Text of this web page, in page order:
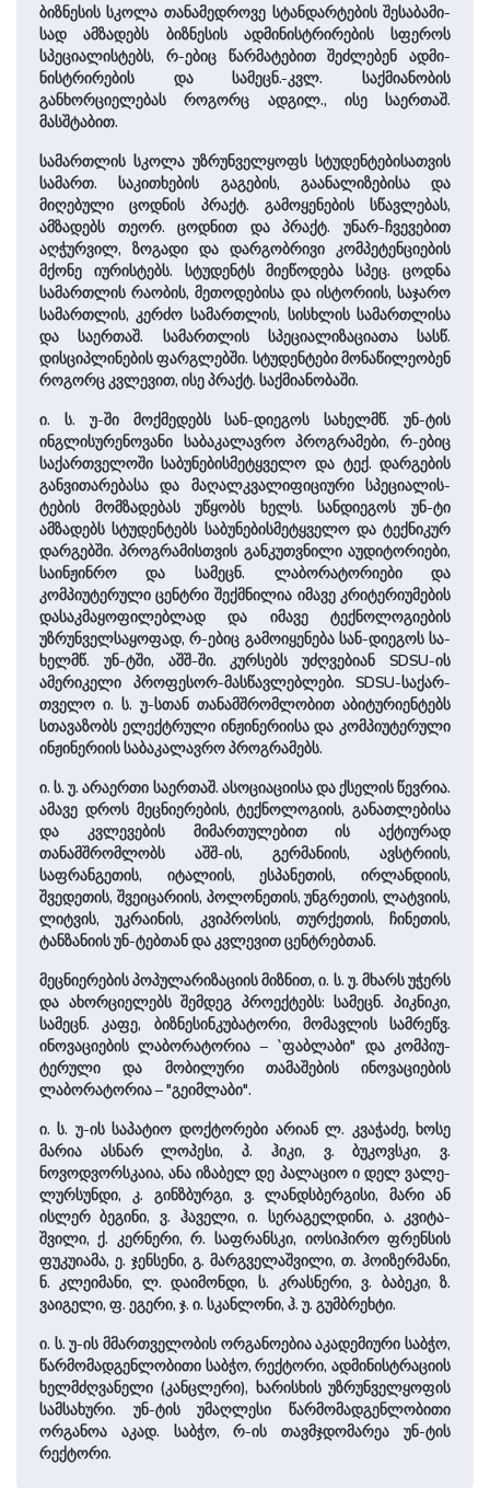
ბიზნესის სკოლა თანამედროვე სტანდარტების შე­სა­ბა­მი­
სად ამზადებს ბიზნესის ადმი­ნისტრირების სფეროს
სპეციალისტებს, რ-ებიც წარმატებით შეძლებენ ადმი­
ნისტრი­რების და სა­მეცნ.-კვლ. საქმიანობის
განხორციელებას რო­გორც ადგილ., ისე საერთაშ.
მასშტაბით.
სამართლის სკოლა უზრუნველყოფს სტუდენტებისათვის
სამართ. საკითხების გაგების, გაანალიზებისა და
მიღებული ცოდნის პრაქტ. გამოყენების სწავლებას,
ამზადებს თეორ. ცოდნით და პრაქტ. უნარ-ჩვევებით
აღჭურვილ, ზო­გა­დი და დარგობრივი კომპეტენციების
მქონე იურისტებს. სტუდენტს მიეწოდება სპეც. ცოდნა
სამართლის რაობის, მეთოდებისა და ისტორიის, საჯარო
სამართლის, კერძო სამართლის, სისხლის სამართლისა
და საერთაშ. სამართლის სპეციალიზაციათა სასწ.
დისციპლინების ფარგლებში. სტუდენტები მონაწილეობენ
როგორც კვლევით, ისე პრაქტ. საქმიანობაში.
ი. ს. უ-ში მოქმედებს სან-დიეგოს სა­ხელმწ. უნ-ტის
ინგლისურენოვანი საბაკალავრო პროგრამები, რ-ებიც
სა­ქარ­თვე­ლო­ში საბუ­ნებისმეტყველო და ტექ. დარგების
განვითარებასა და მა­ღალკვალიფიციური სპეციალის­
ტების მომზადებას უწყობს ხელს. სანდიეგოს უნ-ტი
ამზადებს სტუდენტებს საბუნებისმეტყველო და ტექნიკურ
დარგებში. პროგრამისთვის განკუთვნილი აუდიტორიები,
საინჟინრო და სამეცნ. ლაბორატორიები და
კომპიუტერული ცენტრი შექმნილია იმავე კრიტერიუმების
დასაკმაყოფილებლად და იმავე ტექნოლოგიების
უზრუნველსაყოფად, რ-ებიც გა­მო­ი­ყე­ნე­ბა სან-დიეგოს სა­
ხელმწ. უნ-ტში, აშშ-ში. კურსებს უძღვებიან SDSU-ის
ამერიკელი პროფესორ-მასწავლებლები. SDSU-სა­ქარ­
თვე­ლო ი. ს. უ-სთან თანამშრომლობით აბიტურიენტებს
სთავაზობს ელექტრული ინჟინერიისა და კომპიუტერული
ინჟინერიის საბაკალავრო პროგრა­მებს.
ი. ს. უ. არაერთი საერთაშ. ასოციაციისა და ქსელის წევრია.
ამავე დროს მეცნიერების, ტექ­ნოლოგიის, გა­ნათ­ლე­ბისა
და კვლევების მიმართულებით ის აქტიურად
თანამშრომლობს აშშ-ის, გერმანიის, ავსტრიის,
საფრანგეთის, იტალიის, ესპანეთის, ირლანდიის,
შვედეთის, შვეიცარიის, პოლონეთის, უნგრეთის, ლატვიის,
ლიტვის, უკრაინის, კვიპროსის, თურქეთის, ჩინეთის,
ტანზანიის უნ-ტებთან და კვლევით ცენტრებთან.
მეცნიერების პოპულარიზაციის მიზნით, ი. ს. უ. მხარს უჭერს
და ახორციელებს შემდეგ პროექტებს: სამეცნ. პიკნიკი,
სამეცნ. კაფე, ბიზნესინკუბატორი, მომავლის სამრეწვ.
ინოვაციების ლაბორატორია – `ფაბლაბი" და კომპიუ­
ტერული და მობილური თამაშების ინოვაციების
ლაბორატორია – "გეიმლაბი".
ი. ს. უ-ის საპატიო დოქტორები არიან ლ. კვაჭაძე, ხოსე
მარია ასნარ ლოპესი, პ. ჰიკი, ვ. ბუკოვსკი, ვ.
ნოვოდვორსკაია, ანა იზაბელ დე პალაციო ი დელ ვალე-
ლურსუნდი, კ. გინზბურგი, ვ. ლანდსბერგისი, მარი ან
ისლერ ბეგინი, ვ. ჰაველი, ი. სერაგელდინი, ა. კვიტა­
შვილი, ქ. კერნერი, რ. საფრანსკი, იოსიჰირო ფრენსის
ფუკუიამა, ე. ჯენსენი, გ. მარგველა­შვილი, თ. ჰოიზერმანი,
ნ. კლეიმანი, ლ. დაიმონდი, ს. კრასნერი, ვ. ბაბეკი, ზ.
ვაიგელი, ფ. ეგერი, ჯ. ი. სკანლონი, ჰ. უ. გუმბრეხტი.
ი. ს. უ-ის მმართველობის ორგანოებია აკადემიური საბჭო,
წარმომადგენლობითი საბჭო, რექტორი, ადმინისტრაცი­ის
ხელმძღვანელი (კანცლერი), ხა­რისხის უზრუნველყოფის
სამსახური. უნ-ტის უმაღლესი წარმომადგენლობითი
ორგანოა აკად. საბჭო, რ-ის თავმჯდომარეა უნ-ტის
რექტორი.